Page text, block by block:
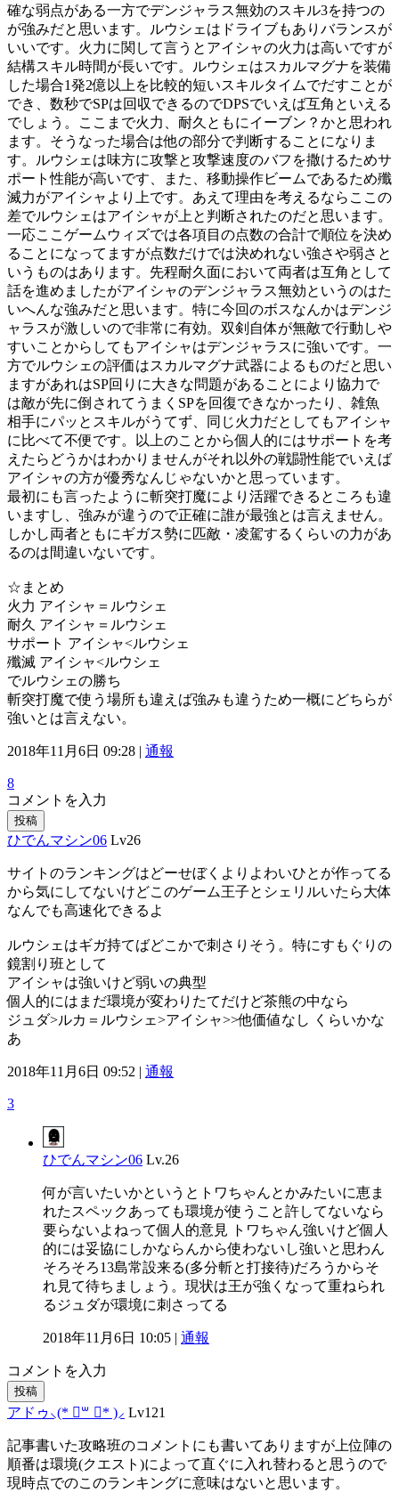
確な弱点がある一方でデンジャラス無効のスキル3を持つの
が強みだと思います。ルウシェはドライブもありバランスが
いいです。火力に関して言うとアイシャの火力は高いですが
結構スキル時間が長いです。ルウシェはスカルマグナを装備
した場合1発2億以上を比較的短いスキルタイムでだすことが
でき、数秒でSPは回収できるのでDPSでいえば互角といえる
でしょう。ここまで火力、耐久ともにイーブン？かと思われ
ます。そうなった場合は他の部分で判断することになりま
す。ルウシェは味方に攻撃と攻撃速度のバフを撒けるためサ
ポート性能が高いです、また、移動操作ビームであるため殲
滅力がアイシャより上です。あえて理由を考えるならここの
差でルウシェはアイシャが上と判断されたのだと思います。
一応ここゲームウィズでは各項目の点数の合計で順位を決め
ることになってますが点数だけでは決めれない強さや弱さと
いうものはあります。先程耐久面において両者は互角として
話を進めましたがアイシャのデンジャラス無効というのはた
いへんな強みだと思います。特に今回のボスなんかはデンジ
ャラスが激しいので非常に有効。双剣自体が無敵で行動しや
すいことからしてもアイシャはデンジャラスに強いです。一
方でルウシェの評価はスカルマグナ武器によるものだと思い
ますがあれはSP回りに大きな問題があることにより協力で
は敵が先に倒されてうまくSPを回復できなかったり、雑魚
相手にパッとスキルがうてず、同じ火力だとしてもアイシャ
に比べて不便です。以上のことから個人的にはサポートを考
えたらどうかはわかりませんがそれ以外の戦闘性能でいえば
アイシャの方が優秀なんじゃないかと思っています。
最初にも言ったように斬突打魔により活躍できるところも違
いますし、強みが違うので正確に誰が最強とは言えません。
しかし両者ともにギガス勢に匹敵・凌駕するくらいの力があ
るのは間違いないです。
☆まとめ
火力 アイシャ＝ルウシェ
耐久 アイシャ＝ルウシェ
サポート アイシャ<ルウシェ
殲滅 アイシャ<ルウシェ
でルウシェの勝ち
斬突打魔で使う場所も違えば強みも違うため一概にどちらが
強いとは言えない。
2018年11月6日 09:28 | 通報
8
コメントを入力
投稿
ひでんマシン06 Lv26
サイトのランキングはどーせぼくよりよわいひとが作ってる
から気にしてないけどこのゲーム王子とシェリルいたら大体
なんでも高速化できるよ
ルウシェはギガ持てばどこかで刺さりそう。特にすもぐりの
鏡割り班として
アイシャは強いけど弱いの典型
個人的にはまだ環境が変わりたてだけど茶熊の中なら
ジュダ>ルカ＝ルウシェ>アイシャ>>他価値なし くらいかな
あ
2018年11月6日 09:52 | 通報
3
ひでんマシン06 Lv.26
何が言いたいかというとトワちゃんとかみたいに恵ま
れたスペックあっても環境が使うこと許してないなら
要らないよねって個人的意見 トワちゃん強いけど個人
的には妥協にしかならんから使わないし強いと思わん
そろそろ13島常設来る(多分斬と打接待)だろうからそ
れ見て待ちましょう。現状は王が強くなって重ねられ
るジュダが環境に刺さってる
2018年11月6日 10:05 | 通報
コメントを入力
投稿
アドゥ⸜(* ॑꒳ ॑* )⸝ Lv121
記事書いた攻略班のコメントにも書いてありますが上位陣の
順番は環境(クエスト)によって直ぐに入れ替わると思うので
現時点でのこのランキングに意味はないと思います。